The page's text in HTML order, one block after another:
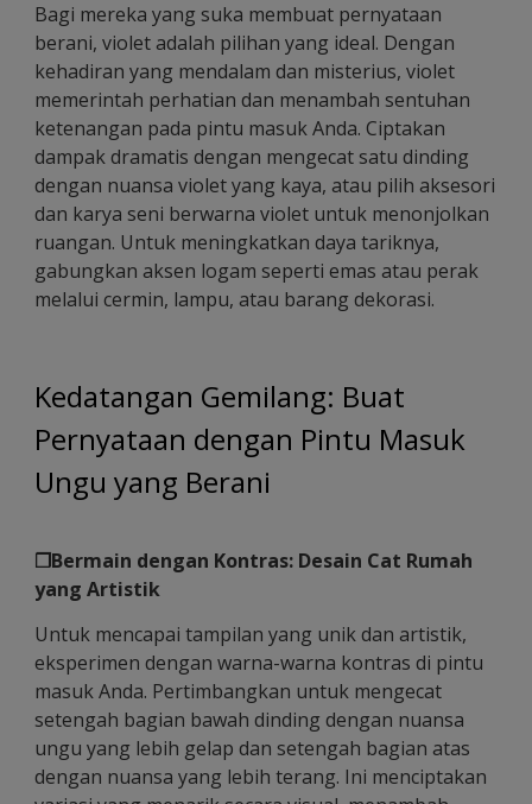
Bagi mereka yang suka membuat pernyataan
berani, violet adalah pilihan yang ideal. Dengan
kehadiran yang mendalam dan misterius, violet
memerintah perhatian dan menambah sentuhan
ketenangan pada pintu masuk Anda. Ciptakan
dampak dramatis dengan mengecat satu dinding
dengan nuansa violet yang kaya, atau pilih aksesori
dan karya seni berwarna violet untuk menonjolkan
ruangan. Untuk meningkatkan daya tariknya,
gabungkan aksen logam seperti emas atau perak
melalui cermin, lampu, atau barang dekorasi.
Kedatangan Gemilang: Buat
Pernyataan dengan Pintu Masuk
Ungu yang Berani
❐Bermain dengan Kontras: Desain Cat Rumah
yang Artistik
Untuk mencapai tampilan yang unik dan artistik,
eksperimen dengan warna-warna kontras di pintu
masuk Anda. Pertimbangkan untuk mengecat
setengah bagian bawah dinding dengan nuansa
ungu yang lebih gelap dan setengah bagian atas
dengan nuansa yang lebih terang. Ini menciptakan